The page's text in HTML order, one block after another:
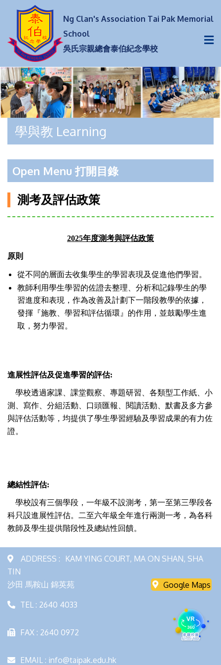
Ng Clan's Association Tai Pak Memorial
School
吳氏宗親總會泰伯紀念學校
學與教 Learning
Open Menu 打開目錄
測考及評估政策
2025年度測考與評估政策
原則
從不同的層面去收集學生的學習表現及促進他們學習。
教師利用學生學習的佐證去整理、分析和記錄學生的學
習進度和表現，作為改善及計劃下一階段教學的依據，
發揮『施教、學習和評估循環』的作用，並鼓勵學生進
取，努力學習。
進展性評估及促進學習的評估:
學校透過家課、課堂觀察、專題研習、各類型工作紙、小
測、寫作、分組活動、口頭匯報、閱讀活動、默書及多方參
與評估活動等，均提供了學生學習經驗及學習成果的有力佐
證。
總結性評估:
學校設有三個學段，一年級不設測考，第一至第三學段各
科只設進展性評估。二至六年級全年進行兩測一考，為各科
教師及學生提供階段性及總結性回饋。
ADDRESS : KAM YING COURT, MA ON SHAN, SHA
TIN
沙田 馬鞍山 錦英苑
Google Maps
TEL : 2640 4033
FAX : 2640 0972
EMAIL : info@taipak.edu.hk